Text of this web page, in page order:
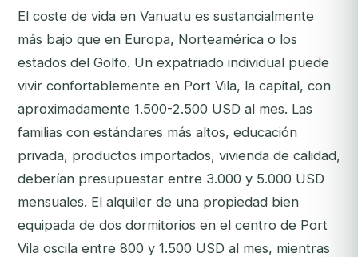
El coste de vida en Vanuatu es sustancialmente
más bajo que en Europa, Norteamérica o los
estados del Golfo. Un expatriado individual puede
vivir confortablemente en Port Vila, la capital, con
aproximadamente 1.500-2.500 USD al mes. Las
familias con estándares más altos, educación
privada, productos importados, vivienda de calidad,
deberían presupuestar entre 3.000 y 5.000 USD
mensuales. El alquiler de una propiedad bien
equipada de dos dormitorios en el centro de Port
Vila oscila entre 800 y 1.500 USD al mes, mientras